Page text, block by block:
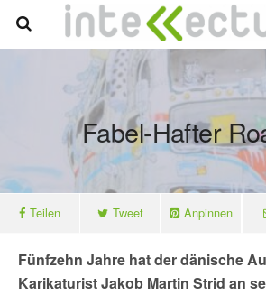
Fabel-Hafter
Teilen Tweet Anpinnen
Fünfzehn Jahre hat der dänische
Karikaturist Jakob Martin Strid an